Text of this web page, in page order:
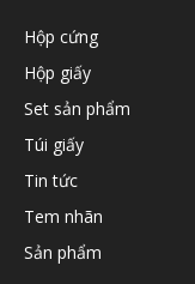
Hộp cứng
Hộp giấy
Set sản phẩm
Túi giấy
Tin tức
Tem nhãn
Sản phẩm